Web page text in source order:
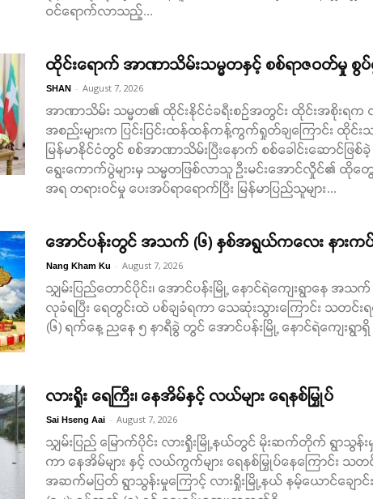
ဝင်ရောက်လာသည့်...
ထိုင်းရောက် အာဏာသိမ်းသမ္မတနှင့် စစ်ရာဇဝတ်မှု စွပ်စွဲ
SHAN - August 7, 2026
အာဏာသိမ်း သမ္မတ၏ ထိုင်းနိုင်ငံခရီးစဉ်အတွင်း ထိုင်းအစို
အစည်းများက ပြင်းပြင်းထန်ထန်ကန့်ကွက်ရှုတ်ချကြောင်း ထိုင်း
မြန်မာနိုင်ငံတွင် စစ်အာဏာသိမ်းပြီးနောက် စစ်ခေါင်းဆောင်ဖ
ရွေးကောက်ပွဲများမှ သမ္မတဖြစ်လာသူ ဦးမင်းအောင်လှိုင်၏
အရ တရားဝင်မှု ပေးအပ်ရာရောက်ပြီး မြန်မာပြည်သူများ...
အောင်ပန်းတွင် အသက် (၆) နှစ်အရွယ်ကလေး နားကပ်
Nang Kham Ku - August 7, 2026
သျှမ်းပြည်တောင်ပိုင်း၊ အောင်ပန်းမြို့ နောင်ရဲကျေးရွာနေ
လုခံရပြီး ရေတွင်းထဲ ပစ်ချခံရကာ သေဆုံးသွားကြောင်း သတ
(၆) ရက်နေ့ ညနေ ၅ နာရီခွဲ တွင် အောင်ပန်းမြို့ နောင်ရဲကျေးရွ
လားရှိုး ရေကြီး၊ နေအိမ်နှင့် လယ်များ ရေနစ်မြှုပ်
Sai Hseng Aai - August 7, 2026
သျှမ်းပြည် မြောက်ပိုင်း လားရှိုးမြို့နယ်တွင် မိုးဆက်တိုက် ရွာသွန်း
ကာ နေအိမ်များ နှင့် လယ်ကွက်များ ရေနစ်မြှုပ်နေကြောင်း သ
အဆက်မပြတ် ရွာသွန်းမှုကြောင့် လားရှိုးမြို့နယ် နမ့်ယောင်ချေ